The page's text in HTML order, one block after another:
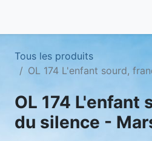
Tous les produits
OL 174 L'enfant sourd,
OL 174 L'enfant
du silence -